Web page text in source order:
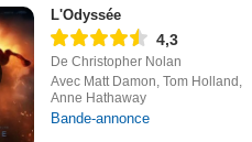
L'Odyssée
4,3
De Christopher Nolan
Avec Matt Damon, Tom Holland,
Anne Hathaway
Bande-annonce